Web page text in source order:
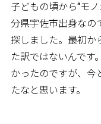
子どもの頃から“モ
分県宇佐市出身なの
探しました。最初か
た訳ではないんです
かったのですが、今
たなと思います。